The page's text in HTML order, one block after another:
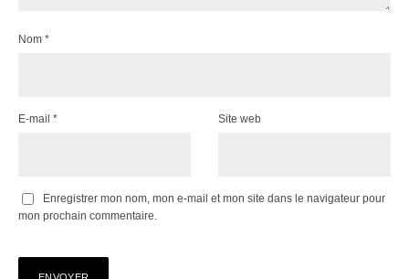
Nom *
E-mail * Site web
Enregistrer mon nom, mon e-mail et mon site dans le navigateur pour
mon prochain commentaire.